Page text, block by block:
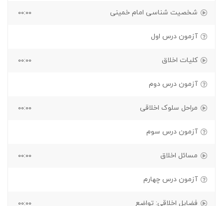
شخصیت شناسی امام خمینی ۰۰:۰۰
آزمون درس اول
کلیات اخلاق ۰۰:۰۰
آزمون درس دوم
مراحل سلوک اخلاقی ۰۰:۰۰
آزمون درس سوم
مسائل اخلاق ۰۰:۰۰
آزمون درس چهارم
فضایل اخلاقی: تواضع ۰۰:۰۰